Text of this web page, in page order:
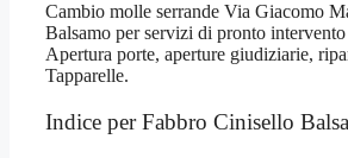
Cambio molle serrande Via Giacomo
Balsamo per servizi di pronto intervento
Apertura porte, aperture giudiziarie,
Tapparelle.
Indice per Fabbro Cinisello